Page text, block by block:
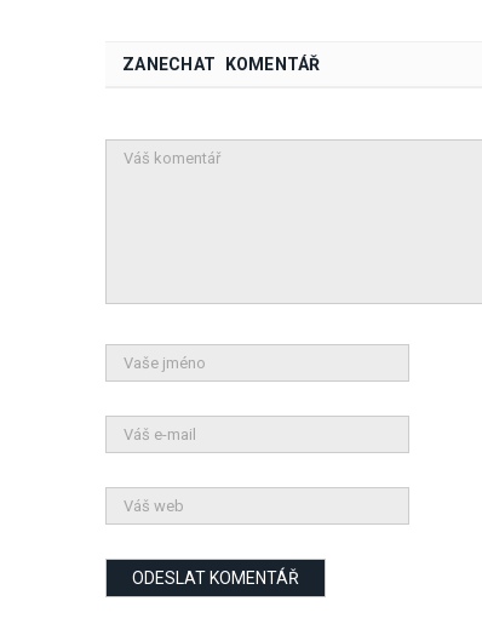
ZANECHAT KOMENTÁŘ